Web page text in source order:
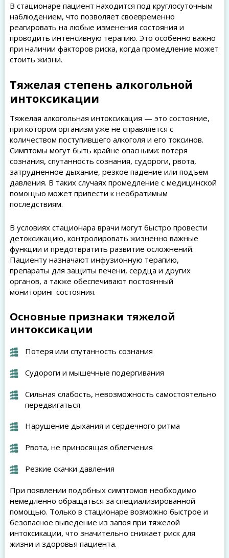
В стационаре пациент находится под круглосуточным
наблюдением, что позволяет своевременно
реагировать на любые изменения состояния и
проводить интенсивную терапию. Это особенно важно
при наличии факторов риска, когда промедление может
стоить жизни.
Тяжелая степень алкогольной
интоксикации
Тяжелая алкогольная интоксикация — это состояние,
при котором организм уже не справляется с
количеством поступившего алкоголя и его токсинов.
Симптомы могут быть крайне опасными: потеря
сознания, спутанность сознания, судороги, рвота,
затрудненное дыхание, резкое падение или подъем
давления. В таких случаях промедление с медицинской
помощью может привести к необратимым
последствиям.
В условиях стационара врачи могут быстро провести
детоксикацию, контролировать жизненно важные
функции и предотвратить развитие осложнений.
Пациенту назначают инфузионную терапию,
препараты для защиты печени, сердца и других
органов, а также обеспечивают постоянный
мониторинг состояния.
Основные признаки тяжелой
интоксикации
Потеря или спутанность сознания
Судороги и мышечные подергивания
Сильная слабость, невозможность самостоятельно
передвигаться
Нарушение дыхания и сердечного ритма
Рвота, не приносящая облегчения
Резкие скачки давления
При появлении подобных симптомов необходимо
немедленно обращаться за специализированной
помощью. Только в стационаре возможно быстрое и
безопасное выведение из запоя при тяжелой
интоксикации, что значительно снижает риск для
жизни и здоровья пациента.